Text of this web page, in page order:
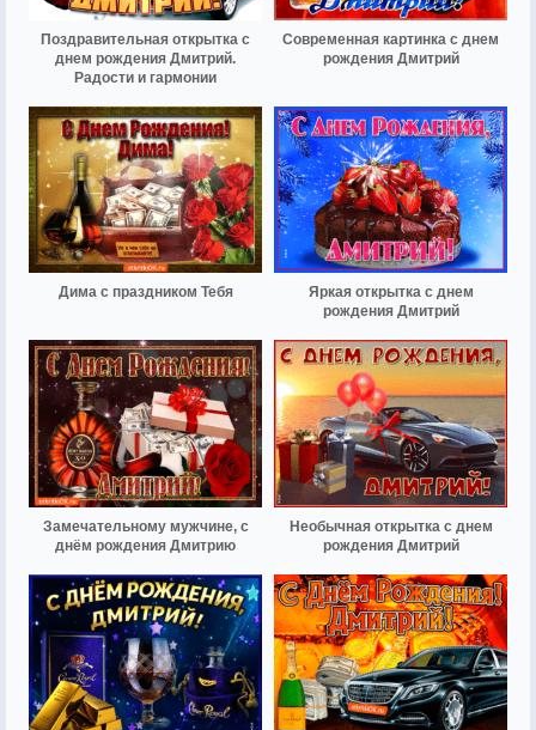
Поздравительная открытка с
днем рождения Дмитрий.
Радости и гармонии
Современная картинка с днем
рождения Дмитрий
Дима с праздником Тебя
Яркая открытка с днем
рождения Дмитрий
Замечательному мужчине, с
днём рождения Дмитрию
Необычная открытка с днем
рождения Дмитрий